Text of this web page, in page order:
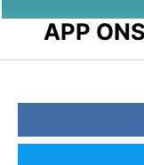
APP